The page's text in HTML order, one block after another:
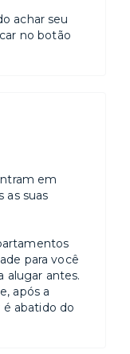
achar seu
no botão
em
as suas
para você
alugar antes.
após a
é abatido do